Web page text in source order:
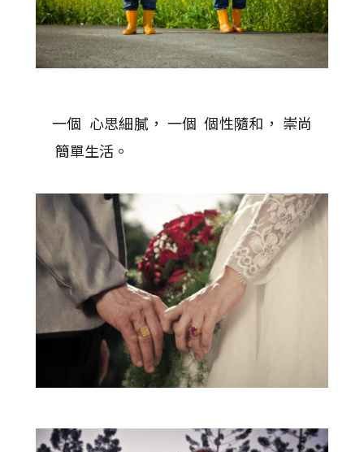
一個 心思細膩， 一個 個性隨和， 崇尚
簡單生活。